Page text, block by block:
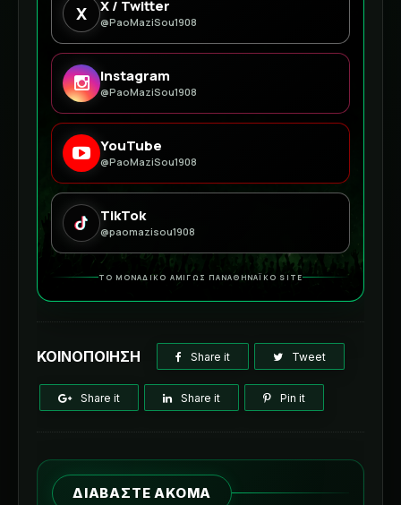
X X / Twitter
@PaoMaziSou1908
Instagram
@PaoMaziSou1908
YouTube
@PaoMaziSou1908
TikTok
@paomazisou1908
ΤΟ ΜΟΝΑΔΙΚΟ ΑΜΙΓΩΣ ΠΑΝΑΘΗΝΑΪΚΟ SITE
ΚΟΙΝΟΠΟΙΗΣΗ Share it Tweet
Share it Share it Pin it
ΔΙΑΒΑΣΤΕ ΑΚΟΜΑ